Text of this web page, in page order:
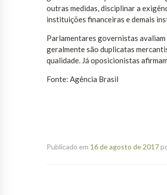
outras medidas, disciplinar a
instituições financeiras e demais
Parlamentares governistas
geralmente são duplicatas
qualidade. Já oposicionistas
Fonte: Agência Brasil
Publicado em 16 de agosto de 2017